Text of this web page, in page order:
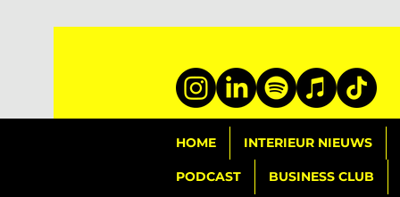
HOME INTERIEUR NIEUWS
PODCAST BUSINESS CLUB